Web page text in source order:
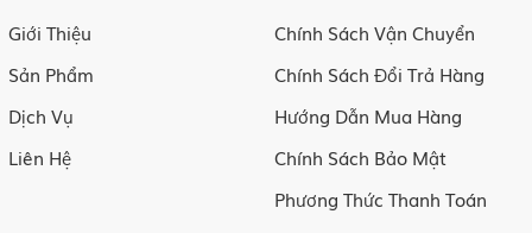
Giới Thiệu
Sản Phẩm
Dịch Vụ
Liên Hệ
Chính Sách Vận Chuyển
Chính Sách Đổi Trả Hàng
Hướng Dẫn Mua Hàng
Chính Sách Bảo Mật
Phương Thức Thanh Toán